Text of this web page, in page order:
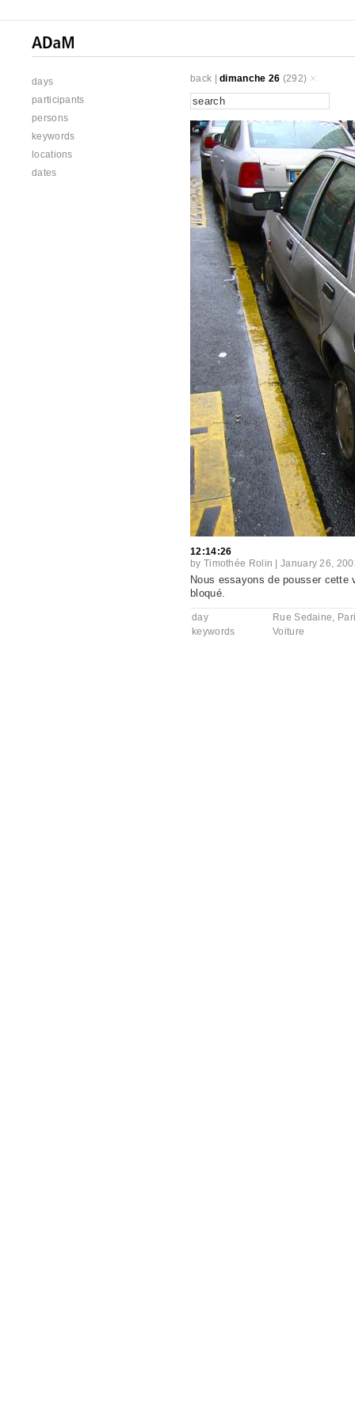
days
participants
persons
keywords
locations
dates
back |dimanche 26 (292)
12:14:26
by Timothée Rolin |January 26,
Nous essayons de pousser
bloqué.
day
Rue Sedaine,
keywords
Voiture